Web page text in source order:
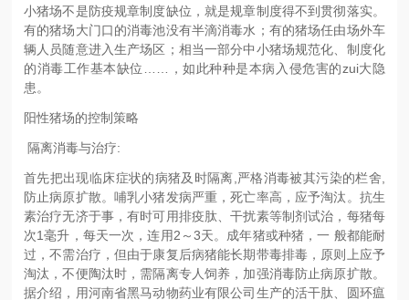
小猪场不是防疫规章制度缺位，就是规章制度得不到贯彻落实。
有的猪场大门口的消毒池没有半滴消毒水；有的猪场任由场外车
辆人员随意进入生产场区；相当一部分中小猪场规范化、制度化
的消毒工作基本缺位……，如此种种是本病入侵危害的zui大隐
患。
阳性猪场的控制策略
隔离消毒与治疗:
首先把出现临床症状的病猪及时隔离,严格消毒被其污染的栏舍,
防止病原扩散。哺乳小猪发病严重，死亡率高，应予淘汰。抗生
素治疗无济于事，有时可用排疫肽、干扰素等制剂试治，每猪每
次1毫升，每天一次，连用2～3天。成年猪或种猪，一 般都能耐
过，不需治疗，但由于康复后病猪能长期带毒排毒，原则上应予
淘汰，不便陶汰时，需隔离专人饲养，加强消毒防止病原扩散。
据介绍，用河南省黑马动物药业有限公司生产的活干肽、圆环瘟